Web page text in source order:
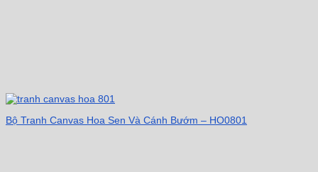
Bộ Tranh Canvas Hoa Sen Và Cánh Bướm – HO0801